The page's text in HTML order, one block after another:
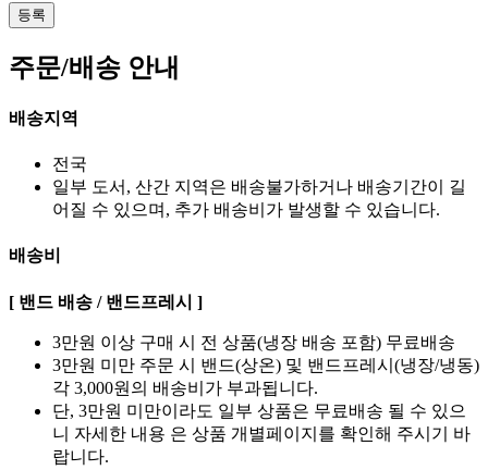
등록
주문/배송 안내
배송지역
전국
일부 도서, 산간 지역은 배송불가하거나 배송기간이 길
어질 수 있으며, 추가 배송비가 발생할 수 있습니다.
배송비
[ 밴드 배송 / 밴드프레시 ]
3만원 이상 구매 시 전 상품(냉장 배송 포함) 무료배송
3만원 미만 주문 시 밴드(상온) 및 밴드프레시(냉장/냉동)
각 3,000원의 배송비가 부과됩니다.
단, 3만원 미만이라도 일부 상품은 무료배송 될 수 있으
니 자세한 내용 은 상품 개별페이지를 확인해 주시기 바
랍니다.